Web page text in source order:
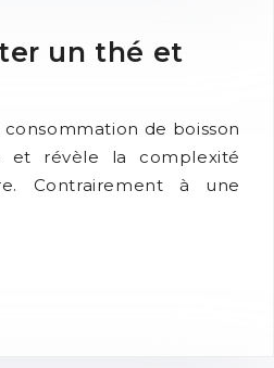
un thé et
de boisson
et révèle la complexité
Contrairement à une